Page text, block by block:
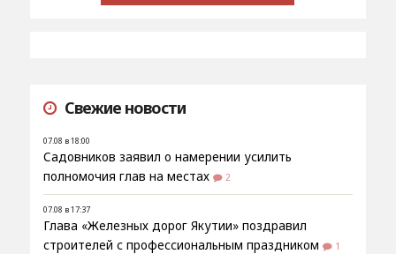
Свежие новости
07.08 в 18:00
Садовников заявил о намерении усилить
полномочия глав на местах
2
07.08 в 17:37
Глава «Железных дорог Якутии» поздравил
строителей с профессиональным праздником
1